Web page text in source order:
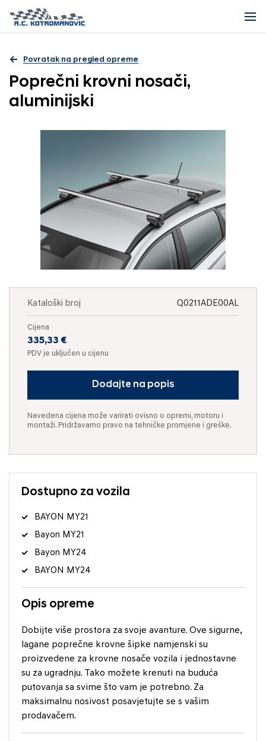
Povratak na pregled opreme
Poprečni krovni nosači,
aluminijski
Kataloški broj Q0211ADE00AL
Cijena
335,33 €
PDV je uključen u cijenu
Dodajte na popis
Navedena cijena može varirati ovisno o opremi, motoru i
montaži. Pridržavamo pravo na tehničke promjene i greške.
Dostupno za vozila
BAYON MY21
Bayon MY21
Bayon MY24
BAYON MY24
Opis opreme
Dobijte više prostora za svoje avanture. Ove sigurne,
lagane poprečne krovne šipke namjenski su
proizvedene za krovne nosače vozila i jednostavne
su za ugradnju. Tako možete krenuti na buduća
putovanja sa svime što vam je potrebno. Za
maksimalnu nosivost posavjetujte se s vašim
prodavačem.